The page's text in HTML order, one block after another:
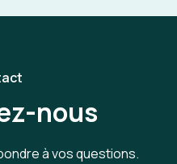
nous
à vos questions.